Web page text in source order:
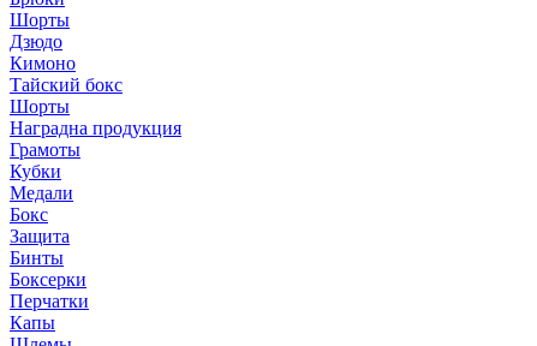
Шорты
Дзюдо
Кимоно
Тайский бокс
Шорты
Наградна продукция
Грамоты
Кубки
Медали
Бокс
Защита
Бинты
Боксерки
Перчатки
Капы